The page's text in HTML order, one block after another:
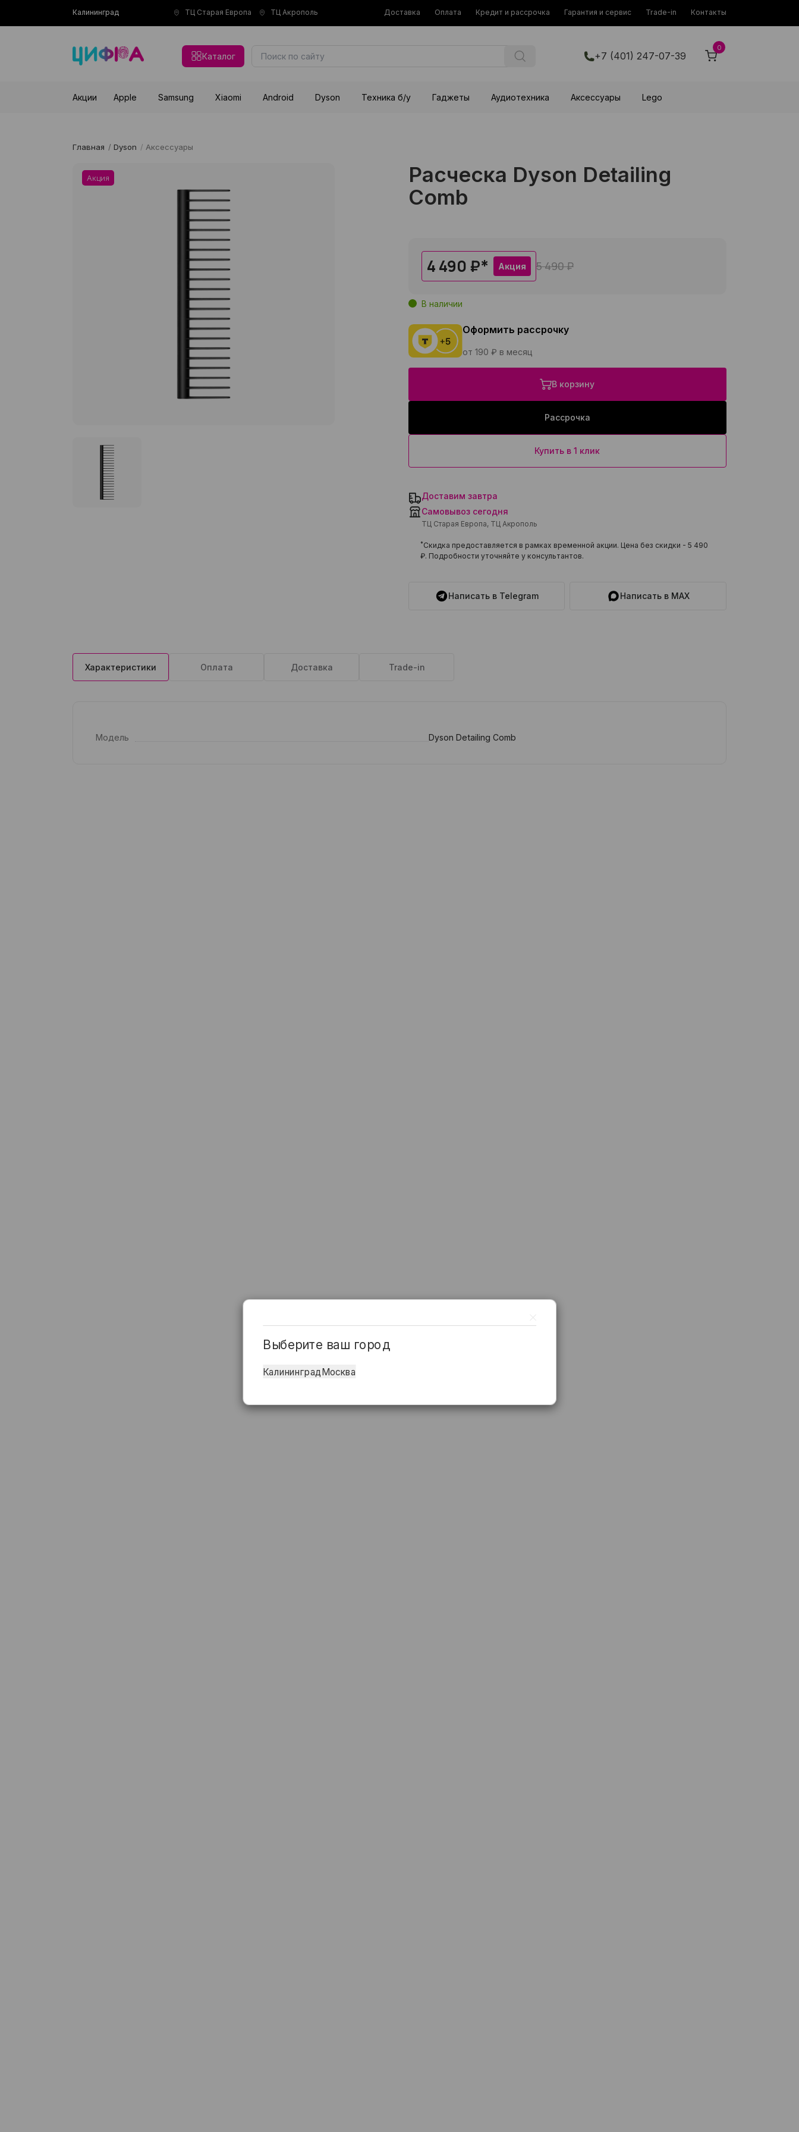
Калининград ТЦ Старая Европа ТЦ Акрополь Доставка Оплата Кредит и рассрочка Гарантия и сервис Trade-in Контакты
Каталог +7 (401) 247-07-39
0
Акции Apple Samsung Xiaomi Android Dyson Техника б/у Гаджеты Аудиотехника Аксессуары Lego
Главная / Dyson / Аксессуары
Акция
Расческа Dyson Detailing
Comb
4 490 ₽* Акция 5 490 ₽
В наличии
Оформить рассрочку
от 190 ₽ в месяц
В корзину
Рассрочка
Купить в 1 клик
Доставим завтра
Самовывоз сегодня
ТЦ Старая Европа, ТЦ Акрополь
*Скидка предоставляется в рамках временной акции. Цена без скидки - 5 490
₽. Подробности уточняйте у консультантов.
Написать в Telegram Написать в MAX
Характеристики Оплата Доставка Trade-in
Модель Dyson Detailing Comb
Выберите ваш город
КалининградМосква